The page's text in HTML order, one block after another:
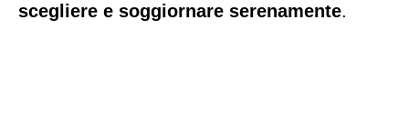
scegliere e soggiornare serenamente.